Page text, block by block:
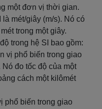
một đơn vị thời gian.
mét/giây (m/s). Nó có
trong một giây.
trong hệ SI bao gồm:
vị phổ biến trong giao
đo tốc độ của một
cách một kilômét
phổ biến trong giao